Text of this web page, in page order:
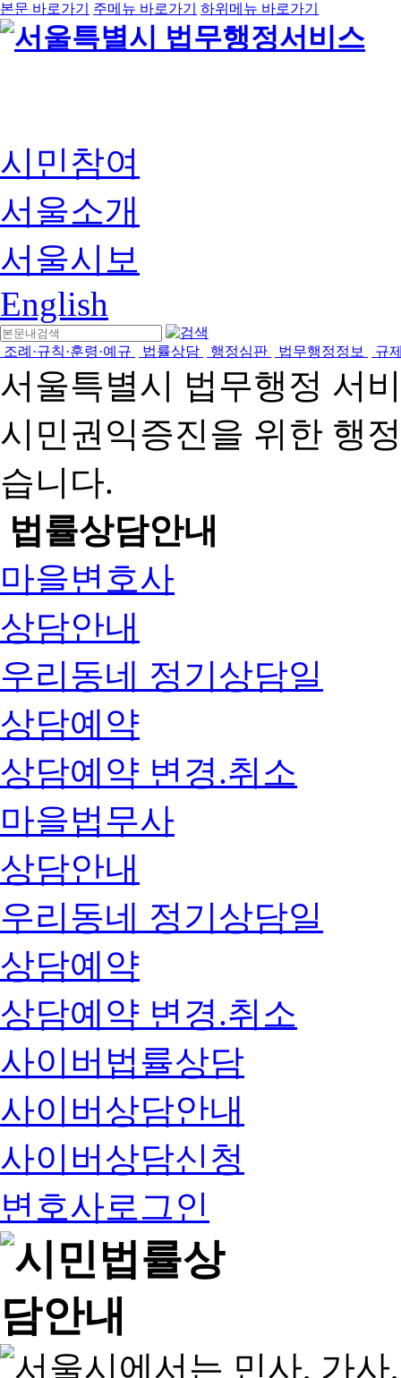
본문 바로가기 주메뉴 바로가기 하위메뉴 바로가기
시민참여
서울소개
서울시보
English
조례·규칙·훈령·예규 법률상담 행정심판 법무행정정보 규
서울특별시 법무행정 서
시민권익증진을 위한 행
습니다.
법률상담안내
마을변호사
상담안내
우리동네 정기상담일
상담예약
상담예약 변경.취소
마을법무사
상담안내
우리동네 정기상담일
상담예약
상담예약 변경.취소
사이버법률상담
사이버상담안내
사이버상담신청
변호사로그인